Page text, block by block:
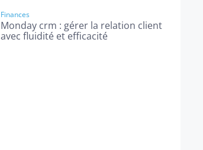
Finances
Monday crm : gérer la relation client
avec fluidité et efficacité